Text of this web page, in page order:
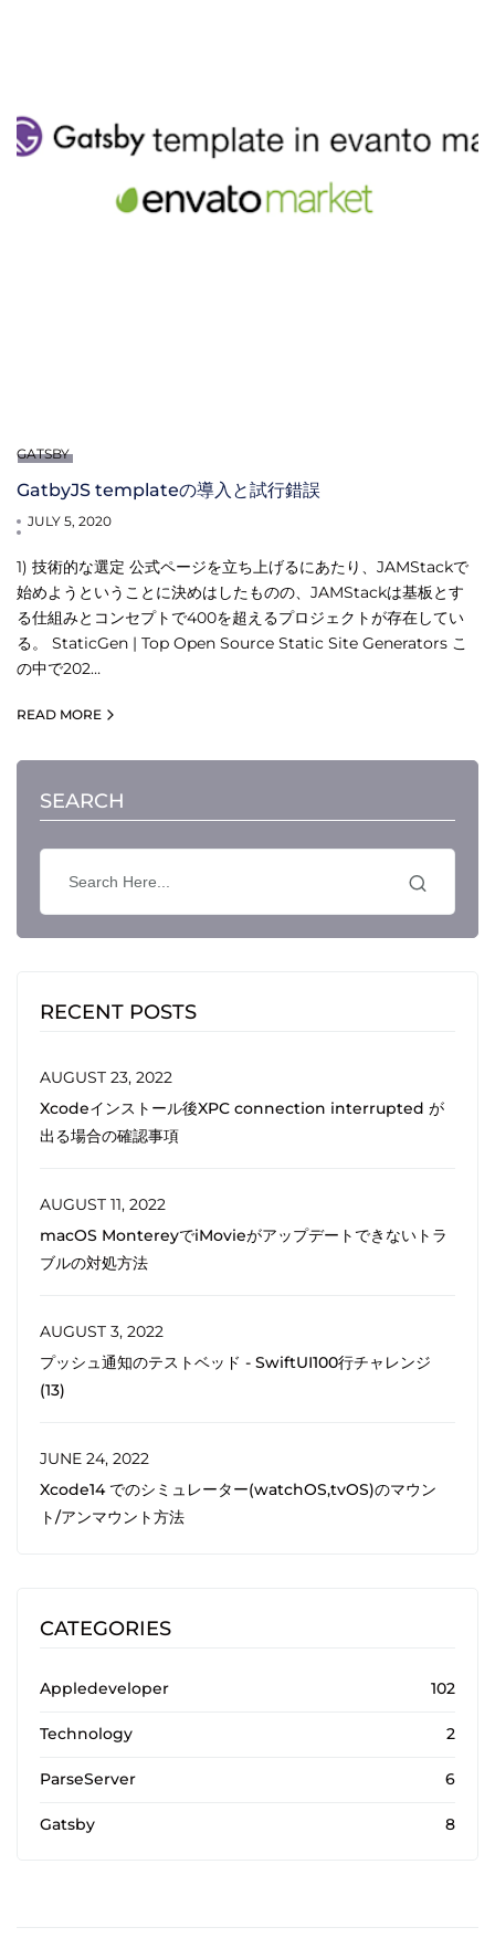
GATSBY
GatbyJS templateの導入と試行錯誤
JULY 5, 2020
1) 技術的な選定 公式ページを立ち上げるにあたり、JAMStackで
始めようということに決めはしたものの、JAMStackは基板とす
る仕組みとコンセプトで400を超えるプロジェクトが存在してい
る。 StaticGen | Top Open Source Static Site Generators こ
の中で202…
READ MORE
SEARCH
RECENT POSTS
AUGUST 23, 2022
Xcodeインストール後XPC connection interrupted が
出る場合の確認事項
AUGUST 11, 2022
macOS MontereyでiMovieがアップデートできないトラ
ブルの対処方法
AUGUST 3, 2022
プッシュ通知のテストベッド - SwiftUI100行チャレンジ
(13)
JUNE 24, 2022
Xcode14 でのシミュレーター(watchOS,tvOS)のマウン
ト/アンマウント方法
CATEGORIES
Appledeveloper 102
Technology 2
ParseServer 6
Gatsby 8